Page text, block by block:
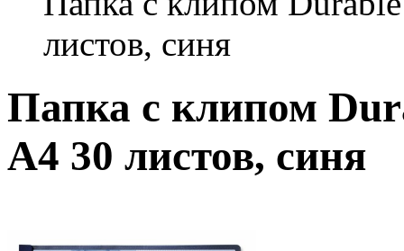
листов, синя
Папка с клипом
А4 30 листов, синя